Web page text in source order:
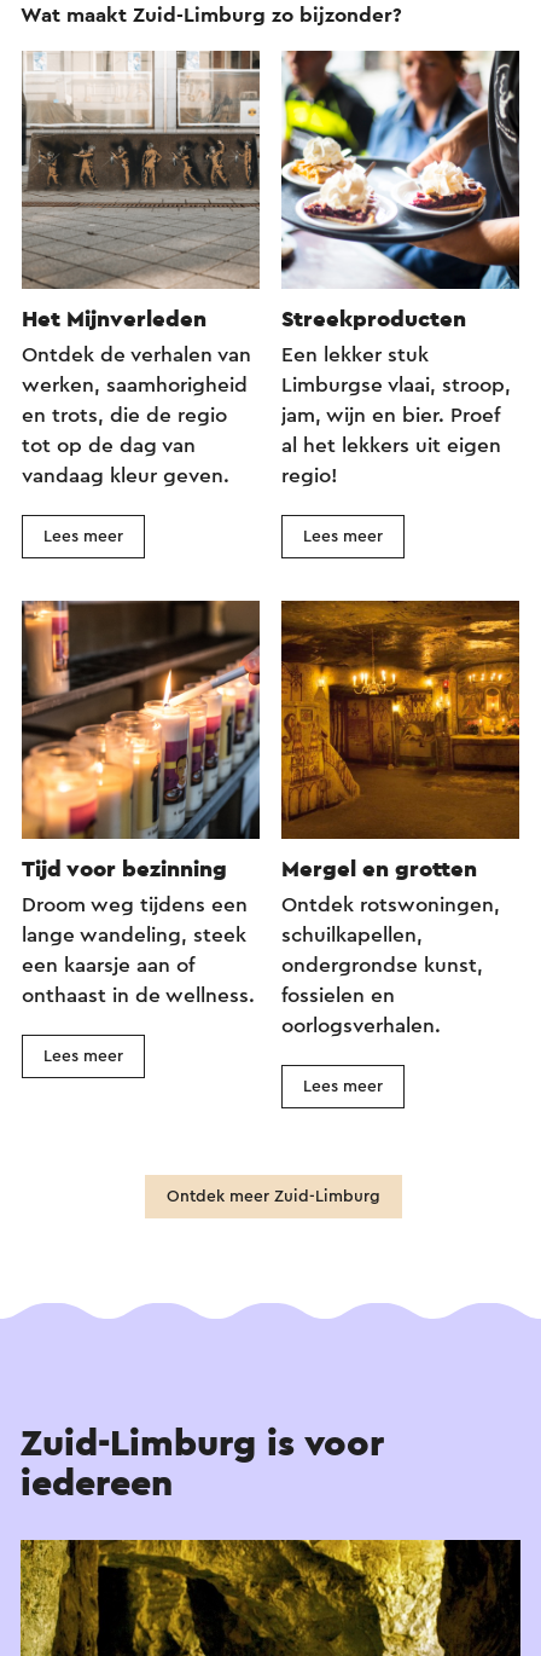
Wat maakt Zuid-Limburg zo bijzonder?
Het Mijnverleden
Ontdek de verhalen van
werken, saamhorigheid
en trots, die de regio
tot op de dag van
vandaag kleur geven.
Lees meer
Streekproducten
Een lekker stuk
Limburgse vlaai, stroop,
jam, wijn en bier. Proef
al het lekkers uit eigen
regio!
Lees meer
Tijd voor bezinning
Droom weg tijdens een
lange wandeling, steek
een kaarsje aan of
onthaast in de wellness.
Lees meer
Mergel en grotten
Ontdek rotswoningen,
schuilkapellen,
ondergrondse kunst,
fossielen en
oorlogsverhalen.
Lees meer
Ontdek meer Zuid-Limburg
Zuid-Limburg is voor
iedereen